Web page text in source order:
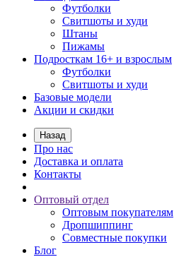
Футболки
Свитшоты и худи
Штаны
Пижамы
Подросткам 16+ и взрослым
Футболки
Свитшоты и худи
Базовые модели
Акции и скидки
Назад
Про нас
Доставка и оплата
Контакты
Оптовый отдел
Оптовым покупателям
Дропшиппинг
Совместные покупки
Блог